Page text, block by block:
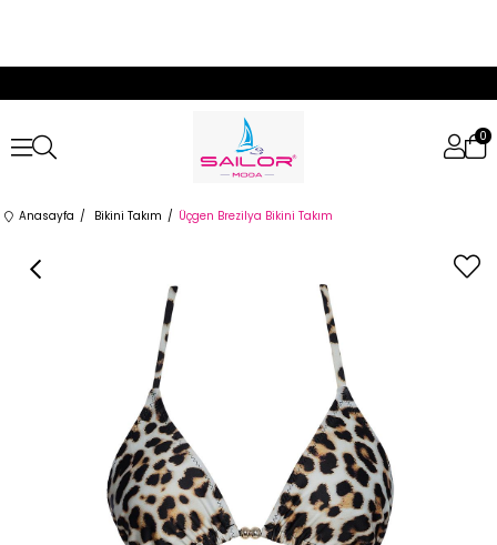
0
Anasayfa Bikini Takım Üçgen Brezilya Bikini Takım